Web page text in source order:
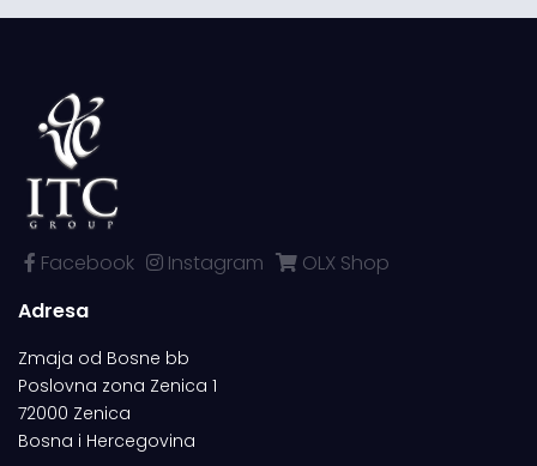
Facebook Instagram
OLX Shop
Adresa
Zmaja od Bosne bb
Poslovna zona Zenica 1
72000 Zenica
Bosna i Hercegovina